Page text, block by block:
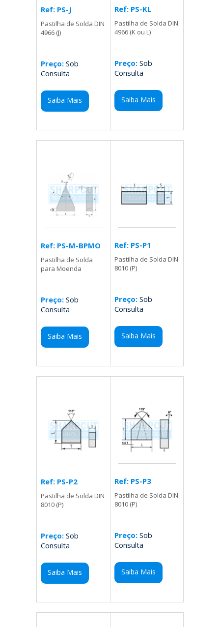
Ref: PS-J
Pastilha de Solda DIN
4966 (J)
Preço: Sob
Consulta
Saiba Mais
Ref: PS-KL
Pastilha de Solda DIN
4966 (K ou L)
Preço:Sob
Consulta
Saiba Mais
Ref: PS-M-BPMO
Pastilha de Solda
para Moenda
Preço: Sob
Consulta
Saiba Mais
Ref: PS-P1
Pastilha de Solda DIN
8010 (P)
Preço:Sob
Consulta
Saiba Mais
Ref: PS-P2
Pastilha de Solda DIN
8010 (P)
Preço: Sob
Consulta
Saiba Mais
Ref: PS-P3
Pastilha de Solda DIN
8010 (P)
Preço:Sob
Consulta
Saiba Mais